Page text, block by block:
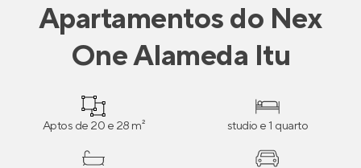
Apartamentosdo Nex
One Alameda Itu
Aptos de 20 e 28 m² studio e 1 quarto